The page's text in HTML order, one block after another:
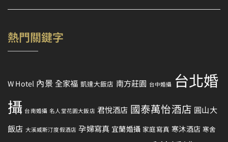
熱門關鍵字
W Hotel 內景 全家福 凱達大飯店 南方莊園 台中婚攝 台北婚
攝 台南婚攝 名人堂花園大飯店 君悅酒店 國泰萬怡酒店 圓山大
飯店 大溪威斯汀度假酒店 孕婦寫真 宜蘭婚攝 家庭寫真 寒沐酒店 寒舍